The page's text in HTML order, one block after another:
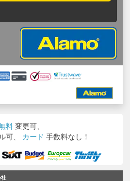
料 変更可、
可、 カード 手数料なし！
社